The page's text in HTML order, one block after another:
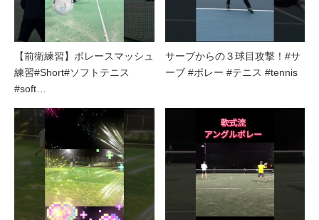
【前衛練習】ボレースマッシュ
練習#Short#ソフトテニス
#soft…
サーブからの３球目攻撃！#サ
ーブ #ボレー #テニス #tennis